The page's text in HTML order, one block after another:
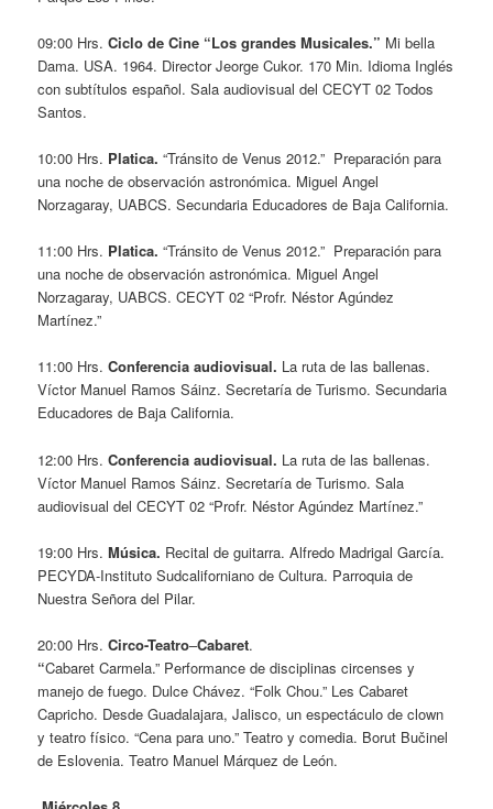
09:00 Hrs.Ciclo de Cine “Los grandes Musicales.” Mi bella
Dama. USA. 1964. Director Jeorge Cukor. 170 Min. Idioma Inglés
con subtítulos español. Sala audiovisual del CECYT 02 Todos
Santos.
10:00 Hrs. Platica. “Tránsito de Venus 2012.” Preparación para
una noche de observación astronómica. Miguel Angel
Norzagaray, UABCS. Secundaria Educadores de Baja California.
11:00 Hrs. Platica. “Tránsito de Venus 2012.” Preparación para
una noche de observación astronómica. Miguel Angel
Norzagaray, UABCS. CECYT 02 “Profr. Néstor Agúndez
Martínez.”
11:00 Hrs.Conferencia audiovisual. La ruta de las ballenas.
Víctor Manuel Ramos Sáinz. Secretaría de Turismo. Secundaria
Educadores de Baja California.
12:00 Hrs.Conferencia audiovisual. La ruta de las ballenas.
Víctor Manuel Ramos Sáinz. Secretaría de Turismo. Sala
audiovisual del CECYT 02 “Profr. Néstor Agúndez Martínez.”
19:00 Hrs.Música. Recital de guitarra. Alfredo Madrigal García.
PECYDA-Instituto Sudcaliforniano de Cultura. Parroquia de
Nuestra Señora del Pilar.
20:00 Hrs.Circo-Teatro–Cabaret.
“Cabaret Carmela.” Performance de disciplinas circenses y
manejo de fuego. Dulce Chávez. “Folk Chou.” Les Cabaret
Capricho. Desde Guadalajara, Jalisco, un espectáculo de clown
y teatro físico. “Cena para uno.” Teatro y comedia. Borut Bučinel
de Eslovenia. Teatro Manuel Márquez de León.